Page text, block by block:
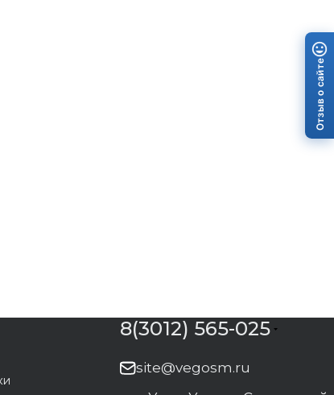
8(3012) 565-025
site@vegosm.ru
Отзыв о сайте